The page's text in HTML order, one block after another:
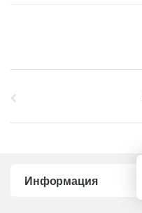
Информация